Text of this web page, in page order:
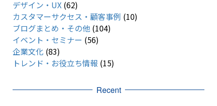
デザイン・UX(62)
カスタマーサクセス・顧客事例 (10)
ブログまとめ・その他(104)
イベント・セミナー (56)
企業文化 (83)
トレンド・お役立ち情報 (15)
Recent